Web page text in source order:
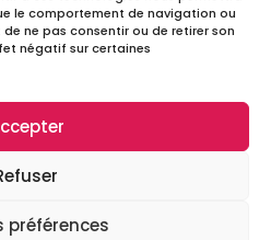
le comportement de navigation ou
de ne pas consentir ou de retirer son
négatif sur certaines
préférences
sociétéMiloctav